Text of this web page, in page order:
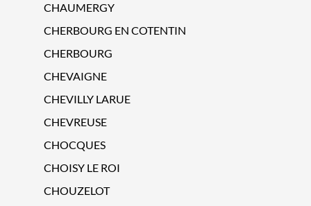
CHAUMERGY
CHERBOURG EN COTENTIN
CHERBOURG
CHEVAIGNE
CHEVILLY LARUE
CHEVREUSE
CHOCQUES
CHOISY LE ROI
CHOUZELOT